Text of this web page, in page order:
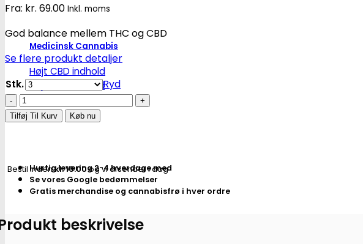
Medicinsk Cannabis
Højt CBD indhold
Højt THC indhold
Billige CBD frø
Fra: kr. 69.00 Inkl. moms
God balance mellem THC og CBD
Se flere produkt detaljer
Stk.
Ryd
CBD
Hammer
Cannabis
frø
CBD
Tilføj Til Kurv Køb nu
Bestil indenkl. 16.00og vi afsender i dag
Hurtig levering 2-4 hverdage med
Se vores Google bedømmelser
Gratis merchandise og cannabisfrø i hver ordre
beskrivelse